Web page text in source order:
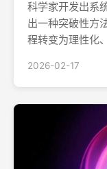
科学家开发出系
出一种突破性方
程转变为理性化
选择性破坏急性
筛选的结合维也
科...
2026-02-17